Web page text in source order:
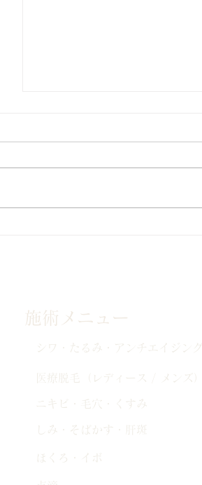
施術メニュー
シワ・たるみ・アンチエイジング
医療脱毛（レディース / メンズ）
ニキビ・毛穴・くすみ
しみ・そばかす・肝斑
ほくろ・イボ